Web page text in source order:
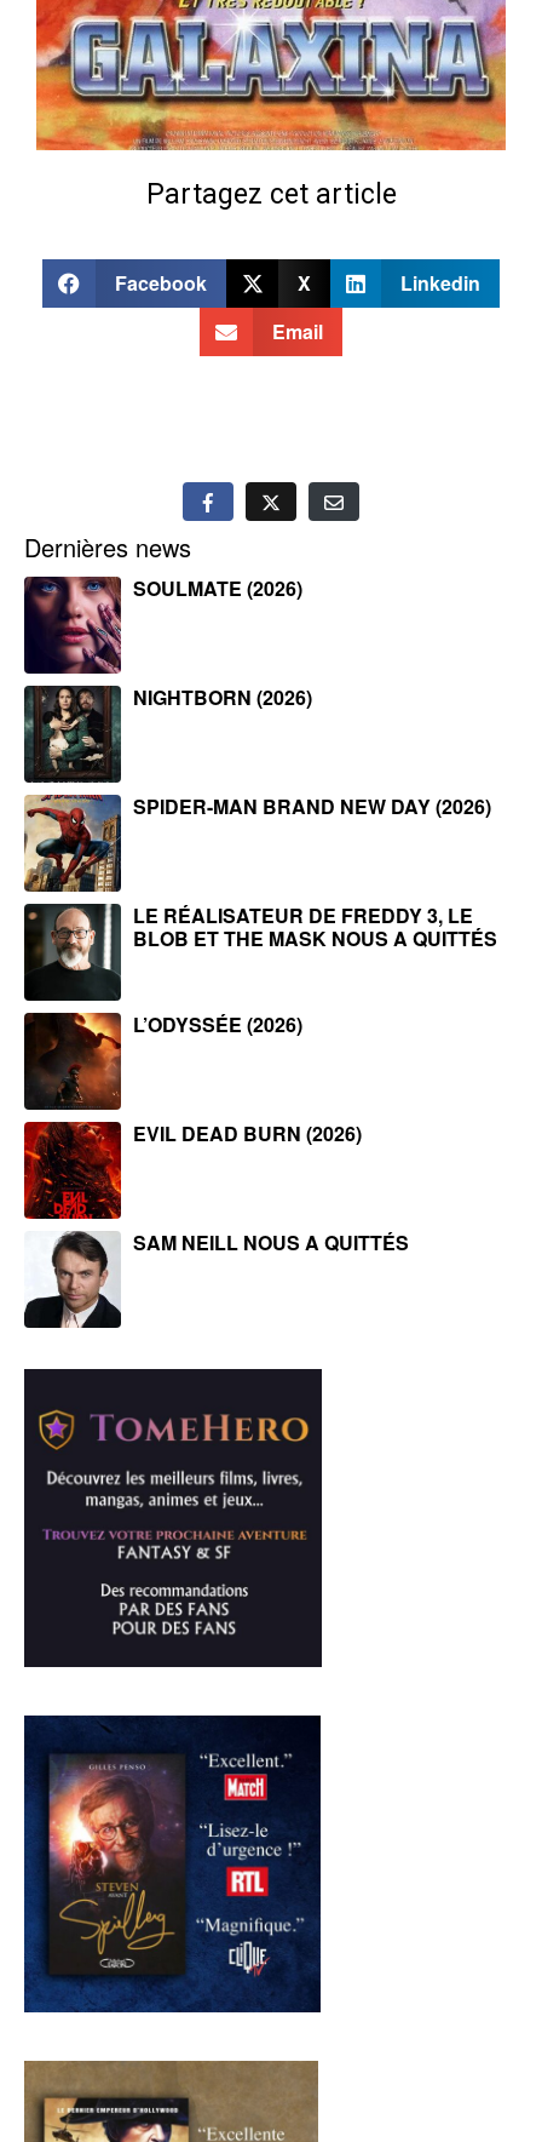
Partagez cet article
Facebook X
Linkedin
Email
Dernières news
SOULMATE (2026)
NIGHTBORN (2026)
SPIDER-MAN BRAND NEW DAY (2026)
LE RÉALISATEUR DE FREDDY 3, LE
BLOB ET THE MASK NOUS A QUITTÉS
L’ODYSSÉE (2026)
EVIL DEAD BURN (2026)
SAM NEILL NOUS A QUITTÉS